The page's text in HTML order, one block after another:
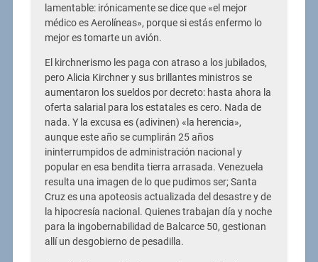
lamentable: irónicamente se dice que «el mejor
médico es Aerolíneas», porque si estás enfermo lo
mejor es tomarte un avión.
El kirchnerismo les paga con atraso a los jubilados,
pero Alicia Kirchner y sus brillantes ministros se
aumentaron los sueldos por decreto: hasta ahora la
oferta salarial para los estatales es cero. Nada de
nada. Y la excusa es (adivinen) «la herencia»,
aunque este año se cumplirán 25 años
ininterrumpidos de administración nacional y
popular en esa bendita tierra arrasada. Venezuela
resulta una imagen de lo que pudimos ser; Santa
Cruz es una apoteosis actualizada del desastre y de
la hipocresía nacional. Quienes trabajan día y noche
para la ingobernabilidad de Balcarce 50, gestionan
allí un desgobierno de pesadilla.